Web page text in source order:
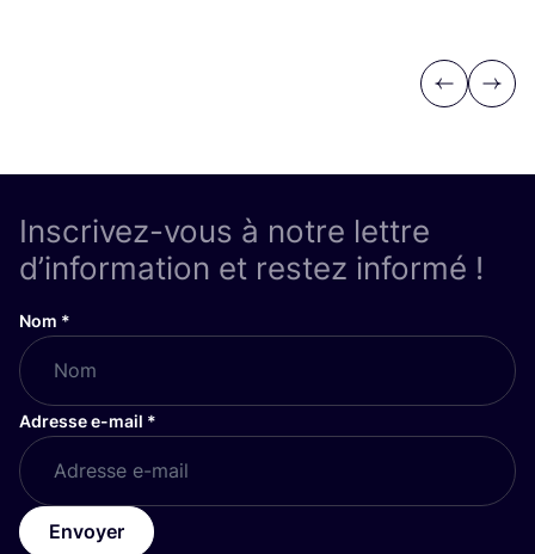
Previous
Next
Inscrivez-vous à notre lettre
d’information et restez informé !
Nom *
Adresse e-mail *
Envoyer